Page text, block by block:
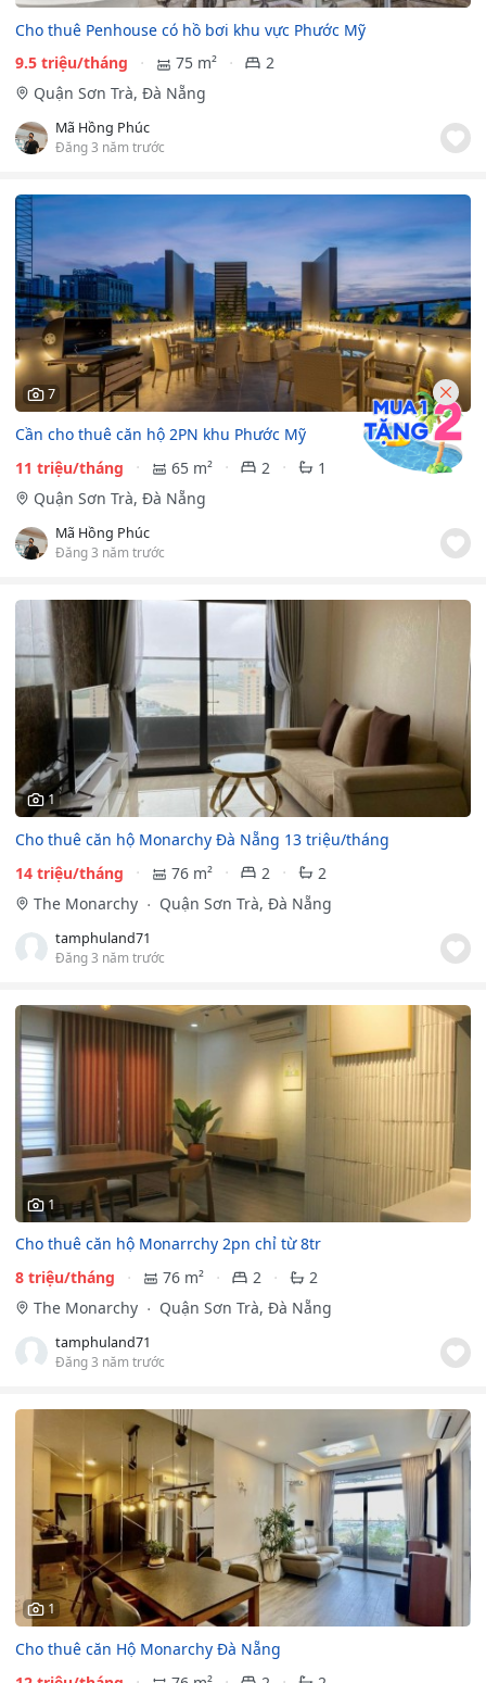
Cho thuê Penhouse có hồ bơi khu vực Phước Mỹ
9.5 triệu/tháng
75 m²
2
Quận Sơn Trà, Đà Nẵng
Mã Hồng Phúc
Đăng 3 năm trước
7
Cần cho thuê căn hộ 2PN khu Phước Mỹ
11 triệu/tháng
65 m² 2
1
Quận Sơn Trà, Đà Nẵng
Mã Hồng Phúc
Đăng 3 năm trước
1
Cho thuê căn hộ Monarchy Đà Nẵng 13 triệu/tháng
14 triệu/tháng
76 m² 2
2
The Monarchy
Quận Sơn Trà, Đà Nẵng
tamphuland71
Đăng 3 năm trước
1
Cho thuê căn hộ Monarrchy 2pn chỉ từ 8tr
8 triệu/tháng
76 m² 2
2
The Monarchy
Quận Sơn Trà, Đà Nẵng
tamphuland71
Đăng 3 năm trước
1
Cho thuê căn Hộ Monarchy Đà Nẵng